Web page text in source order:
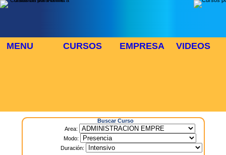
MENU CURSOS EMPRESA VIDEOS
Buscar Curso
Area:
Modo:
Duración: